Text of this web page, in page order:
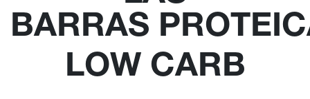
BARRAS
LOW CARB